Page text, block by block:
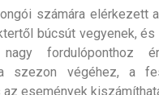
számára elérkezett
búcsút vegyenek,
fordulóponthoz
szezon végéhez, a
események